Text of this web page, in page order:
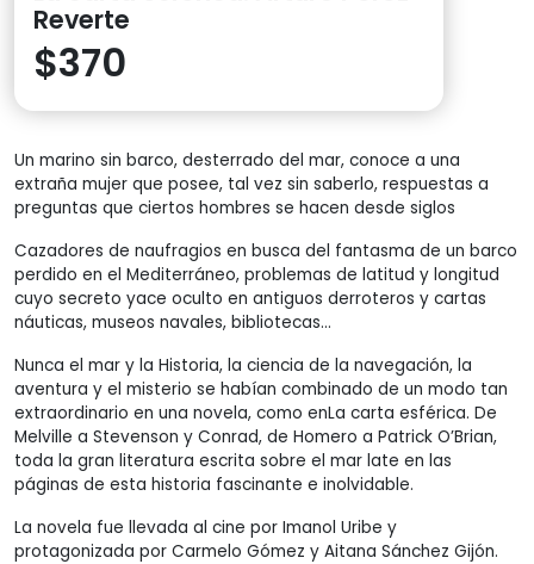
Reverte
$370
Un marino sin barco, desterrado del mar, conoce a una
extraña mujer que posee, tal vez sin saberlo, respuestas a
preguntas que ciertos hombres se hacen desde siglos
Cazadores de naufragios en busca del fantasma de un barco
perdido en el Mediterráneo, problemas de latitud y longitud
cuyo secreto yace oculto en antiguos derroteros y cartas
náuticas, museos navales, bibliotecas…
Nunca el mar y la Historia, la ciencia de la navegación, la
aventura y el misterio se habían combinado de un modo tan
extraordinario en una novela, como enLa carta esférica. De
Melville a Stevenson y Conrad, de Homero a Patrick O’Brian,
toda la gran literatura escrita sobre el mar late en las
páginas de esta historia fascinante e inolvidable.
La novela fue llevada al cine por Imanol Uribe y
protagonizada por Carmelo Gómez y Aitana Sánchez Gijón.